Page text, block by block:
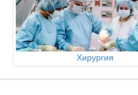
Хирургия